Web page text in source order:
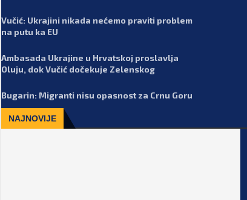
Vučić: Ukrajini nikada nećemo praviti problem
na putu ka EU
Ambasada Ukrajine u Hrvatskoj proslavlja
Oluju, dok Vučić dočekuje Zelenskog
Bugarin: Migranti nisu opasnost za Crnu Goru
NAJNOVIJE